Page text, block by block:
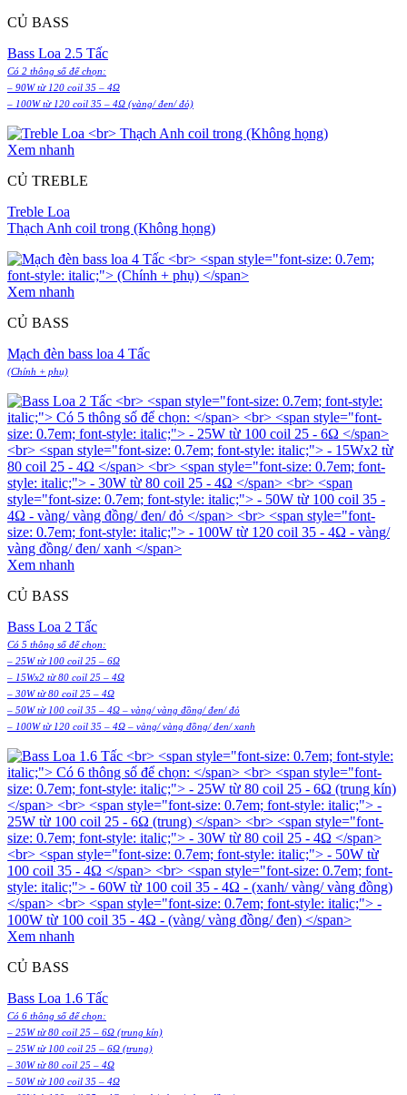
CỦ BASS
Bass Loa 2.5 Tấc
Có 2 thông số để chọn:
– 90W từ 120 coil 35 – 4Ω
– 100W từ 120 coil 35 – 4Ω (vàng/ đen/ đỏ)
Xem nhanh
CỦ TREBLE
Treble Loa
Thạch Anh coil trong (Không họng)
Xem nhanh
CỦ BASS
Mạch đèn bass loa 4 Tấc
(Chính + phụ)
Xem nhanh
CỦ BASS
Bass Loa 2 Tấc
Có 5 thông số để chọn:
– 25W từ 100 coil 25 – 6Ω
– 15Wx2 từ 80 coil 25 – 4Ω
– 30W từ 80 coil 25 – 4Ω
– 50W từ 100 coil 35 – 4Ω – vàng/ vàng đồng/ đen/ đỏ
– 100W từ 120 coil 35 – 4Ω – vàng/ vàng đồng/ đen/ xanh
Xem nhanh
CỦ BASS
Bass Loa 1.6 Tấc
Có 6 thông số để chọn:
– 25W từ 80 coil 25 – 6Ω (trung kín)
– 25W từ 100 coil 25 – 6Ω (trung)
– 30W từ 80 coil 25 – 4Ω
– 50W từ 100 coil 35 – 4Ω